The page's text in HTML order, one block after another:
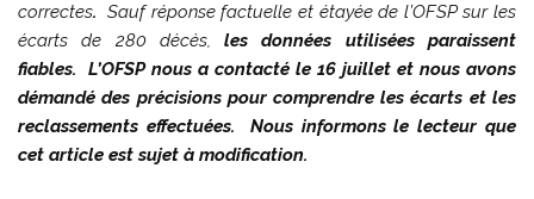
correctes. Sauf réponse factuelle et étayée de l’OFSP sur les
écarts de 280 décès,les données utilisées paraissent
fiables. L’OFSP nous a contacté le 16 juillet et nous avons
démandé des précisions pour comprendre les écarts et les
reclassements effectuées. Nous informons le lecteur que
cet article est sujet à modification.